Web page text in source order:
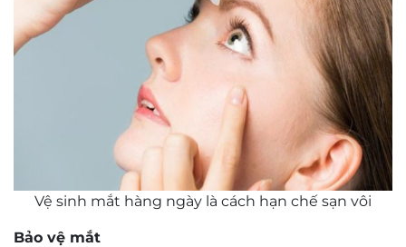
Vệ sinh mắt hàng ngày là cách hạn chế sạn vôi
Bảo vệ mắt